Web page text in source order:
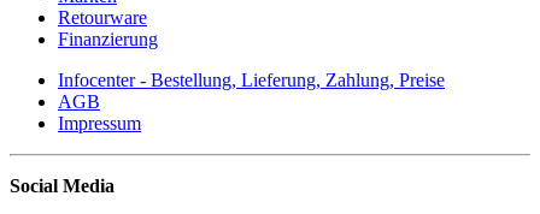
Retourware
Finanzierung
Infocenter - Bestellung, Lieferung, Zahlung, Preise
AGB
Impressum
Social Media